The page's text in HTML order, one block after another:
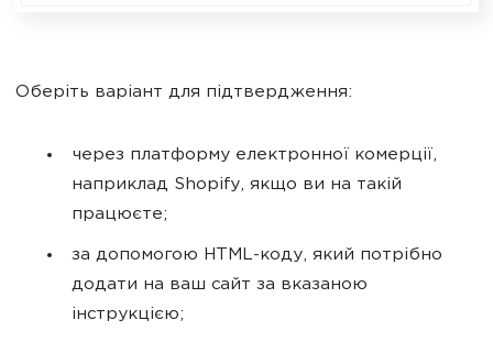
Оберіть варіант для підтвердження:
через платформу електронної комерції,
наприклад Shopify, якщо ви на такій
працюєте;
за допомогою HTML-коду, який потрібно
додати на ваш сайт за вказаною
інструкцією;